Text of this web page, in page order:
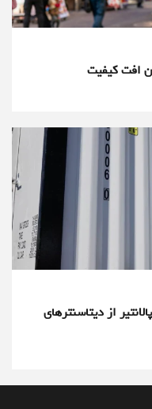
از دیتاسنترهای